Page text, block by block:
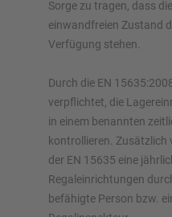
Sorge zu tragen, dass
einwandfreien Zustand
Verfügung stehen.
Durch die EN
verpflichtet, die
in einem benannten
kontrollieren. Zusätzlich
der EN 15635 eine
Regaleinrichtungen
befähigte Person bzw.